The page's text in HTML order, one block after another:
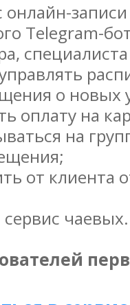
онлайн-
Telegram-
о новых
оплату на
на
от клиента
чаевых.